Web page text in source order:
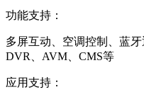
功能支持：
多屏互动、空调控制、蓝牙
DVR、AVM、CMS等
应用支持：